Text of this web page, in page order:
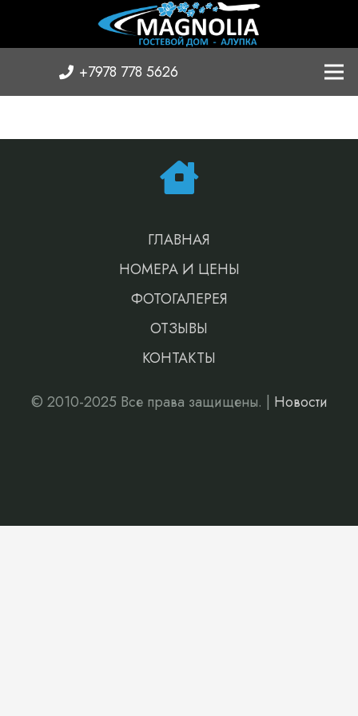
+7978 778 5626
ГЛАВНАЯ
НОМЕРА И ЦЕНЫ
ФОТОГАЛЕРЕЯ
ОТЗЫВЫ
КОНТАКТЫ
© 2010-2025 Все права защищены. | Новости